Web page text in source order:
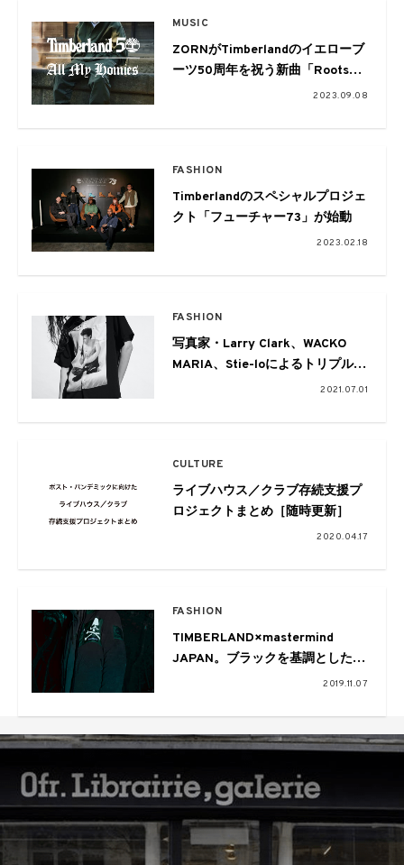
MUSIC
ZORNがTimberlandのイエローブ
ーツ50周年を祝う新曲「Roots」
のMVを公開。監督は山田健人
2023.09.08
FASHION
Timberlandのスペシャルプロジェ
クト「フューチャー73」が始動
2023.02.18
FASHION
写真家・Larry Clark、WACKO
MARIA、Stie-loによるトリプルコ
2021.07.01
CULTURE
ライブハウス／クラブ存続支援プ
ロジェクトまとめ［随時更新］
2020.04.17
FASHION
TIMBERLAND×mastermind
JAPAN。ブラックを基調としたコ
ラボコレクションがリリース2019.11.07